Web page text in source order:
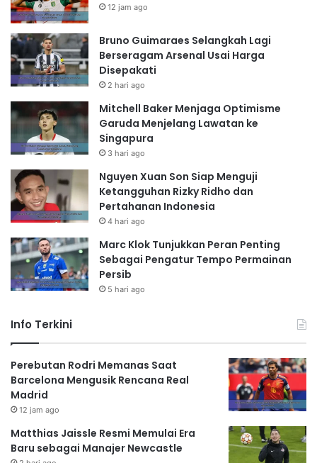
12 jam ago
Bruno Guimaraes Selangkah Lagi
Berseragam Arsenal Usai Harga
Disepakati
2 hari ago
Mitchell Baker Menjaga Optimisme
Garuda Menjelang Lawatan ke
Singapura
3 hari ago
Nguyen Xuan Son Siap Menguji
Ketangguhan Rizky Ridho dan
Pertahanan Indonesia
4 hari ago
Marc Klok Tunjukkan Peran Penting
Sebagai Pengatur Tempo Permainan
Persib
5 hari ago
Info Terkini
Perebutan Rodri Memanas Saat
Barcelona Mengusik Rencana Real
Madrid
12 jam ago
Matthias Jaissle Resmi Memulai Era
Baru sebagai Manajer Newcastle